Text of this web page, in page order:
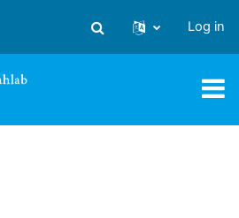
Toggle search input
Log in